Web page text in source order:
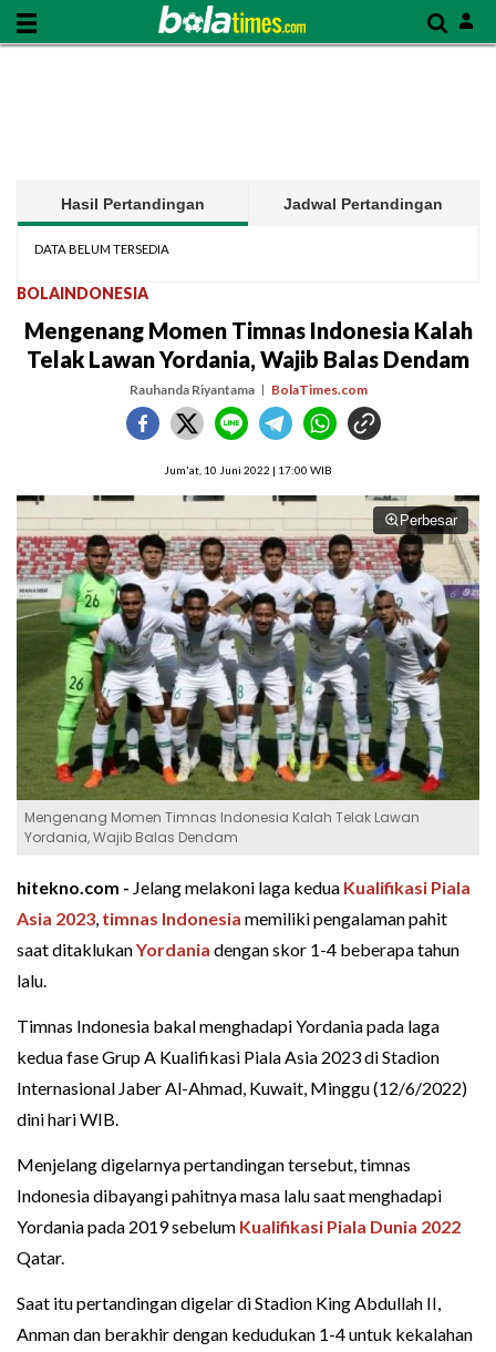
Hasil Pertandingan Jadwal Pertandingan
DATA BELUM TERSEDIA
BOLAINDONESIA
Mengenang Momen Timnas Indonesia Kalah
Telak Lawan Yordania, Wajib Balas Dendam
Rauhanda Riyantama BolaTimes.com
Jum'at, 10 Juni 2022 | 17:00 WIB
Perbesar
Mengenang Momen Timnas Indonesia Kalah Telak Lawan
Yordania, Wajib Balas Dendam
hitekno.com - Jelang melakoni laga kedua Kualifikasi Piala
Asia 2023, timnas Indonesia memiliki pengalaman pahit
saat ditaklukanYordania dengan skor 1-4 beberapa tahun
lalu.
Timnas Indonesia bakal menghadapi Yordania pada laga
kedua fase Grup A Kualifikasi Piala Asia 2023 di Stadion
Internasional Jaber Al-Ahmad, Kuwait, Minggu (12/6/2022)
dini hari WIB.
Menjelang digelarnya pertandingan tersebut, timnas
Indonesia dibayangi pahitnya masa lalu saat menghadapi
Yordania pada 2019 sebelum Kualifikasi Piala Dunia 2022
Qatar.
Saat itu pertandingan digelar di Stadion King Abdullah II,
Anman dan berakhir dengan kedudukan 1-4 untuk kekalahan